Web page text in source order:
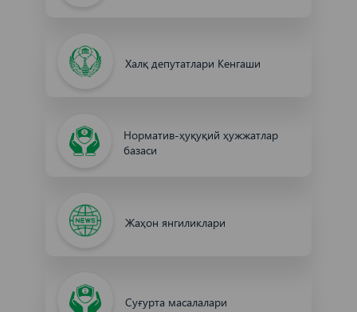
Халқ депутатлари Кенгаши
Норматив-ҳуқуқий ҳужжатлар
базаси
Жаҳон янгиликлари
Cуғурта масалалари